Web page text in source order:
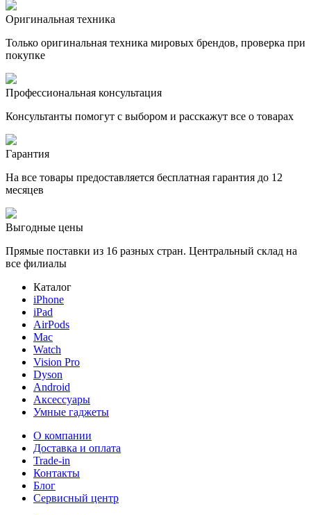
Оригинальная техника
Только оригинальная техника мировых брендов, проверка при
покупке
Профессиональная консультация
Консультанты помогут с выбором и расскажут все о товарах
Гарантия
На все товары предоставляется бесплатная гарантия до 12
месяцев
Выгодные цены
Прямые поставки из 16 разных стран. Центральный склад на
все филиалы
Каталог
iPhone
iPad
AirPods
Mac
Watch
Vision Pro
Dyson
Android
Аксессуары
Умные гаджеты
О компании
Доставка и оплата
Trade-in
Контакты
Блог
Сервисный центр